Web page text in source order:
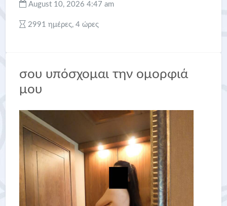
August 10, 2026 4:47 am
2991 ημέρες, 4 ώρες
σου υπόσχομαι την ομορφιά
μου